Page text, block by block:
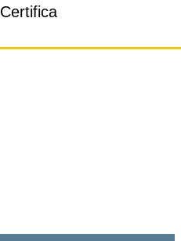
Certifica